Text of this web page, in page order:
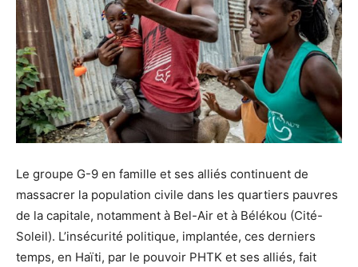
Le groupe G-9 en famille et ses alliés continuent de
massacrer la population civile dans les quartiers pauvres
de la capitale, notamment à Bel-Air et à Bélékou (Cité-
Soleil). L’insécurité politique, implantée, ces derniers
temps, en Haïti, par le pouvoir PHTK et ses alliés, fait